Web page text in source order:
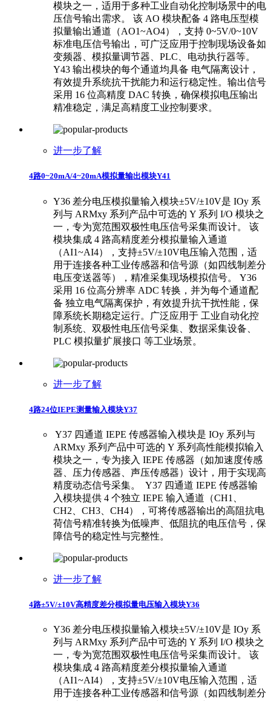
模块之一，适用于多种工业自动化控制场景中的电
压信号输出需求。 该 AO 模块配备 4 路电压型模
拟量输出通道（AO1~AO4），支持 0~5V/0~10V
标准电压信号输出，可广泛应用于控制现场设备如
变频器、模拟量调节器、PLC、电动执行器等。
Y43 输出模块的每个通道均具备 电气隔离设计，
有效提升系统抗干扰能力和运行稳定性。输出信号
采用 16 位高精度 DAC 转换，确保模拟电压输出
精准稳定，满足高精度工业控制要求。
进一步了解
4路0~20mA/4~20mA模拟量输出模块Y41
Y36 差分电压模拟量输入模块±5V/±10V是 IOy 系
列与 ARMxy 系列产品中可选的 Y 系列 I/O 模块之
一，专为宽范围双极性电压信号采集而设计。 该
模块集成 4 路高精度差分模拟量输入通道
（AI1~AI4），支持±5V/±10V电压输入范围，适
用于连接各种工业传感器和信号源（如四线制差分
电压变送器等），精准采集现场模拟信号。 ​ ​Y36
采用 16 位高分辨率 ADC 转换，并为每个通道配
备 独立电气隔离保护，有效提升抗干扰性能，保
障系统长期稳定运行。广泛应用于 工业自动化控
制系统、双极性电压信号采集、数据采集设备、
PLC 模拟量扩展接口 等工业场景。
进一步了解
4路24位IEPE测量输入模块Y37
​ ​Y37 四通道 IEPE 传感器输入模块是 IOy 系列与
ARMxy 系列产品中可选的 Y 系列高性能模拟输入
模块之一，专为接入 IEPE 传感器（如加速度传感
器、压力传感器、声压传感器）设计，用于实现高
精度动态信号采集。 ​ ​ Y37 四通道 IEPE 传感器输
入模块提供 4 个独立 IEPE 输入通道（CH1、
CH2、CH3、CH4），可将传感器输出的高阻抗电
荷信号精准转换为低噪声、低阻抗的电压信号，保
障信号的稳定性与完整性。
进一步了解
4路±5V/±10V高精度差分模拟量电压输入模块Y36
Y36 差分电压模拟量输入模块±5V/±10V是 IOy 系
列与 ARMxy 系列产品中可选的 Y 系列 I/O 模块之
一，专为宽范围双极性电压信号采集而设计。 该
模块集成 4 路高精度差分模拟量输入通道
（AI1~AI4），支持±5V/±10V电压输入范围，适
用于连接各种工业传感器和信号源（如四线制差分